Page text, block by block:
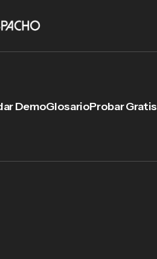
DemoGlosarioProbar Gratis